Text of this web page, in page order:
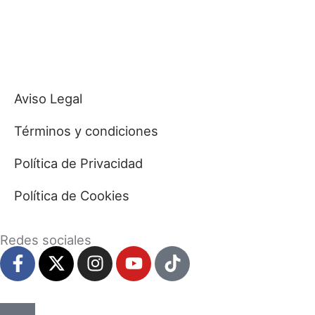
Aviso Legal
Términos y condiciones
Política de Privacidad
Política de Cookies
Redes sociales